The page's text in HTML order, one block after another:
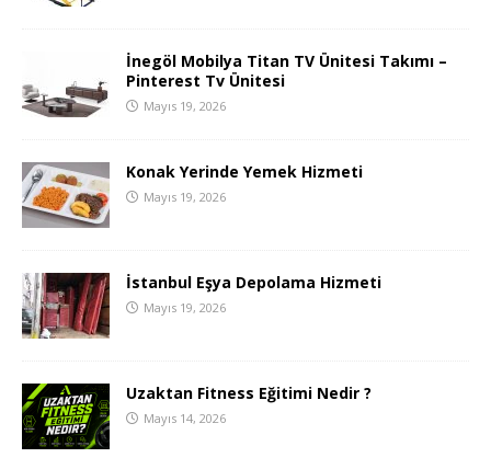
İnegöl Mobilya Titan TV Ünitesi Takımı –
Pinterest Tv Ünitesi
Mayıs 19, 2026
Konak Yerinde Yemek Hizmeti
Mayıs 19, 2026
İstanbul Eşya Depolama Hizmeti
Mayıs 19, 2026
Uzaktan Fitness Eğitimi Nedir ?
Mayıs 14, 2026